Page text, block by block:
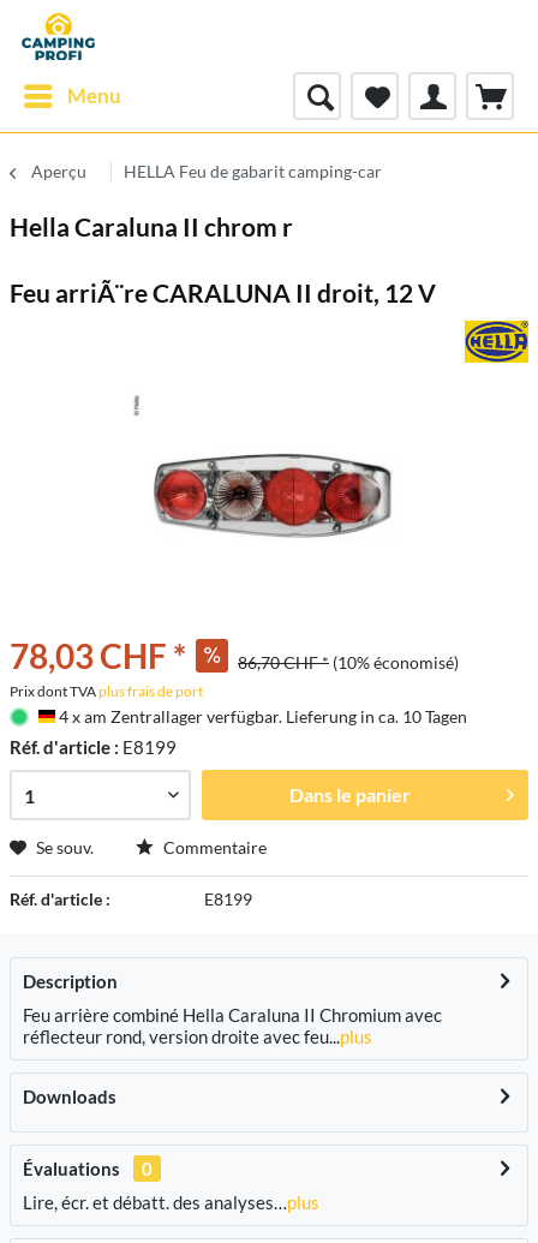
Menu
Aperçu HELLA Feu de gabarit camping-car
Hella Caraluna II chrom r
Feu arriÃ¨re CARALUNA II droit, 12 V
78,03 CHF * 86,70 CHF * (10% économisé)
Prix dont TVAplus frais de port
Deutschland
4 x am Zentrallager verfügbar. Lieferung in ca. 10 Tagen
Réf. d'article : E8199
Dans le panier
Se souv. Commentaire
Réf. d'article : E8199
Description
Feu arrière combiné Hella Caraluna II Chromium avec
réflecteur rond, version droite avec feu...plus
Downloads
Évaluations
0
Lire, écr. et débatt. des analyses…plus